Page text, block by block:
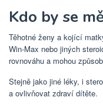
Kdo by se
Těhotné ženy a kojící
Win-Max nebo jiných
rovnováhu a mohou
Stejně jako jiné léky, i
a ovlivňovat zdraví dítěte.